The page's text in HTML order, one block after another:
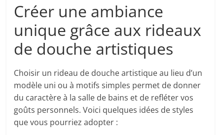
Créer une ambiance
unique grâce aux rideaux
de douche artistiques
Choisir un rideau de douche artistique au lieu d’un
modèle uni ou à motifs simples permet de donner
du caractère à la salle de bains et de refléter vos
goûts personnels. Voici quelques idées de styles
que vous pourriez adopter :